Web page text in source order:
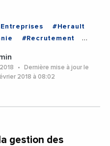
#Herault
#Recrutement
Dernière mise à jour le
2018 à 08:02
gestion des